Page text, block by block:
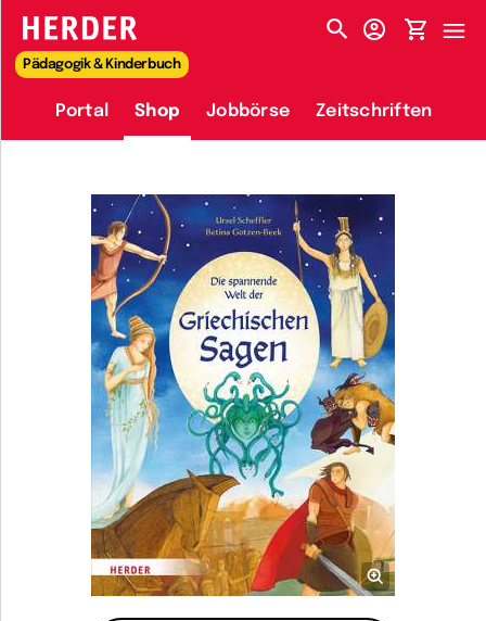
HERDER-MENÜ
Pädagogik & Kinderbuch
Portal Shop Jobbörse Zeitschriften